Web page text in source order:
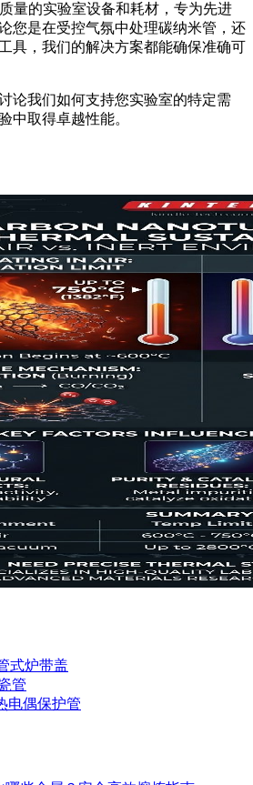
量的实验室设备和耗材，专为先进
您是在受控气氛中处理碳纳米管，还
具，我们的解决方案都能确保准确可
讨论我们如何支持您实验室的特定需
中取得卓越性能。
式炉带盖
管
电偶保护管